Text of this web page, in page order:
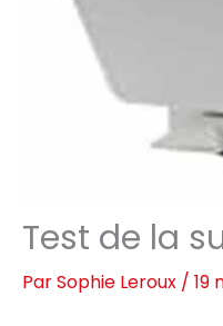
Test de la
ParSophie Leroux / 19